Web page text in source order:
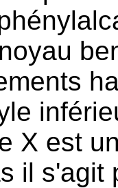
X est
il s'agit